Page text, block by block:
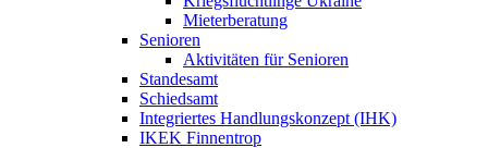
Mieterberatung
Senioren
Aktivitäten für Senioren
Standesamt
Schiedsamt
Integriertes Handlungskonzept (IHK)
IKEK Finnentrop